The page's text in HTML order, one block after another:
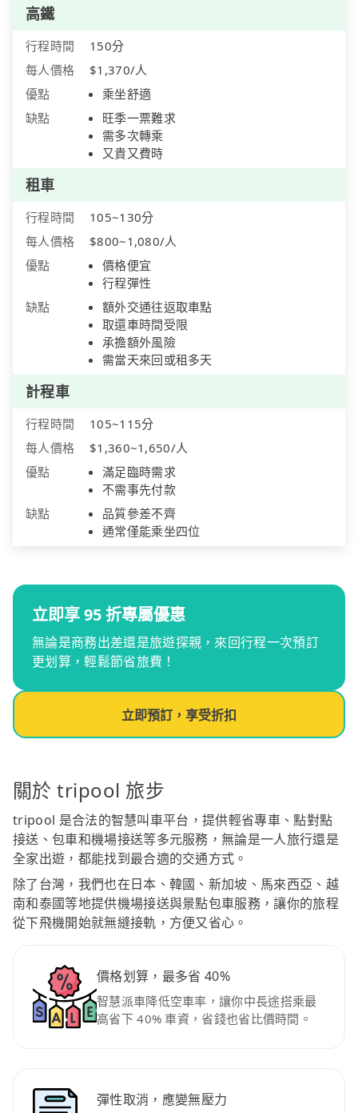
高鐵
行程時間
150分
每人價格
$1,370/人
優點
乘坐舒適
缺點
旺季一票難求
需多次轉乘
又貴又費時
租車
行程時間
105~130分
每人價格
$800~1,080/人
優點
價格便宜
行程彈性
缺點
額外交通往返取車點
取還車時間受限
承擔額外風險
需當天來回或租多天
計程車
行程時間
105~115分
每人價格
$1,360~1,650/人
優點
滿足臨時需求
不需事先付款
缺點
品質參差不齊
通常僅能乘坐四位
立即享 95 折專屬優惠
無論是商務出差還是旅遊探親，來回行程一次預訂
更划算，輕鬆節省旅費！
立即預訂，享受折扣
關於 tripool 旅步
tripool 是合法的智慧叫車平台，提供輕省專車、點對點
接送、包車和機場接送等多元服務，無論是一人旅行還是
全家出遊，都能找到最合適的交通方式。
除了台灣，我們也在日本、韓國、新加坡、馬來西亞、越
南和泰國等地提供機場接送與景點包車服務，讓你的旅程
從下飛機開始就無縫接軌，方便又省心。
價格划算，最多省 40%
智慧派車降低空車率，讓你中長途搭乘最
高省下 40% 車資，省錢也省比價時間。
彈性取消，應變無壓力